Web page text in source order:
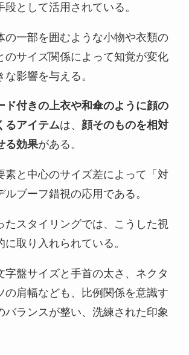
として活用されている。
の一部を囲むような小物や衣類の
のサイズ関係によって知覚が変化
な影響を与える。
ド付きの上衣や和傘のように顔の
るアイテムは、 顔そのものを相対
る効果がある。
素と中心のサイズ差によって「対
ルブーフ錯視の応用である。
たスタイリングでは、こうした視
取り入れられている。
字盤サイズと手首の太さ、ネクタ
の肩幅なども、比例関係を意識す
バランスが整い、洗練された印象